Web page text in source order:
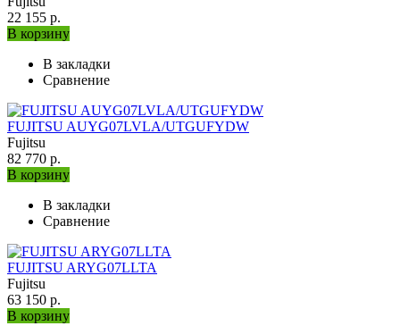
22 155 р.
В корзину
В закладки
Сравнение
FUJITSU AUYG07LVLA/UTGUFYDW
Fujitsu
82 770 р.
В корзину
В закладки
Сравнение
FUJITSU ARYG07LLTA
Fujitsu
63 150 р.
В корзину